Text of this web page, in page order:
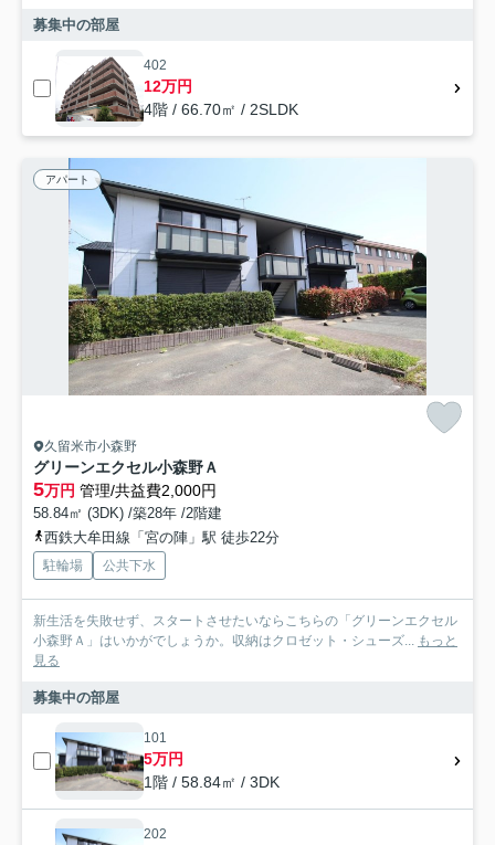
募集中の部屋
402
12万円
4階 / 66.70㎡ / 2SLDK
アパート
久留米市小森野
グリーンエクセル小森野Ａ
5万円 管理/共益費2,000円
58.84㎡ (3DK) /築28年 /2階建
西鉄大牟田線「宮の陣」駅 徒歩22分
駐輪場 公共下水
新生活を失敗せず、スタートさせたいならこちらの「グリーンエクセル
小森野Ａ」はいかがでしょうか。収納はクロゼット・シューズ... もっと
見る
募集中の部屋
101
5万円
1階 / 58.84㎡ / 3DK
202